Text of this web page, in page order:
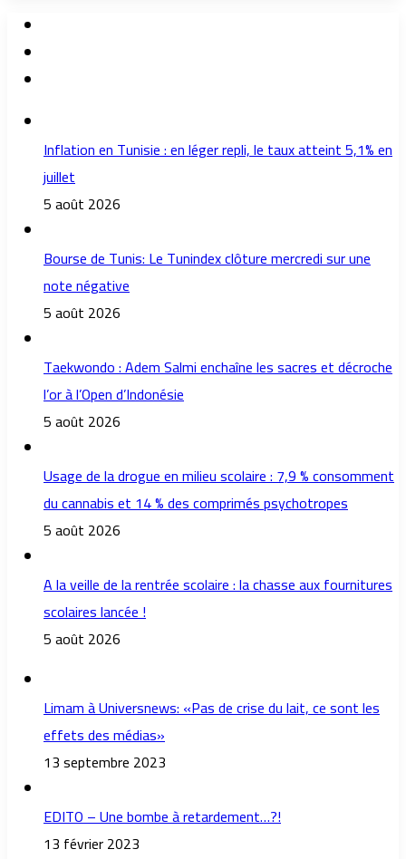
Inflation en Tunisie : en léger repli, le taux atteint 5,1% en
juillet
5 août 2026
Bourse de Tunis: Le Tunindex clôture mercredi sur une
note négative
5 août 2026
Taekwondo : Adem Salmi enchaîne les sacres et décroche
l’or à l’Open d’Indonésie
5 août 2026
Usage de la drogue en milieu scolaire : 7,9 % consomment
du cannabis et 14 % des comprimés psychotropes
5 août 2026
A la veille de la rentrée scolaire : la chasse aux fournitures
scolaires lancée !
5 août 2026
Limam à Universnews: «Pas de crise du lait, ce sont les
effets des médias»
13 septembre 2023
EDITO – Une bombe à retardement…?!
13 février 2023